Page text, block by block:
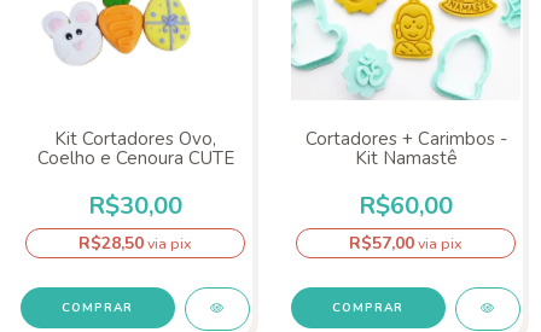
Kit Cortadores Ovo,
Coelho e Cenoura CUTE
R$30,00
R$28,50via pix
Cortadores + Carimbos -
Kit Namastê
R$60,00
R$57,00via pix